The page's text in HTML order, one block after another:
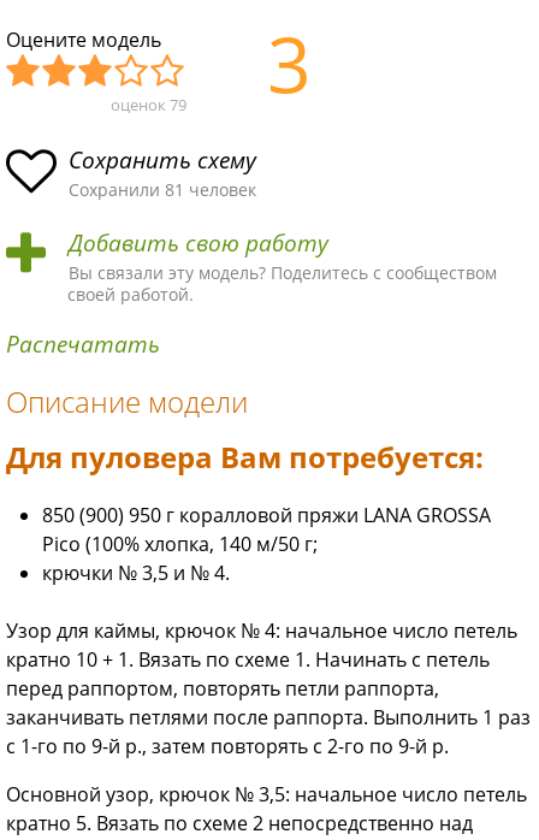
Оцените модель
асн
ая
ма
пло
хая
ма
ыч
ная
ма
Хор
ая
ма
Отл
ая
ма!
оценок 79 3
Сохранить схему
Сохранили 81 человек
Добавить свою работу
Вы связали эту модель? Поделитесь с сообществом
своей работой.
Распечатать
Описание модели
Для пуловера Вам потребуется:
850 (900) 950 г коралловой пряжи LANA GROSSA
Pico (100% хлопка, 140 м/50 г;
крючки № 3,5 и № 4.
Узор для каймы, крючок № 4: начальное число петель
кратно 10 + 1. Вязать по схеме 1. Начинать с петель
перед раппортом, повторять петли раппорта,
заканчивать петлями после раппорта. Выполнить 1 раз
с 1-го по 9-й р., затем повторять с 2-го по 9-й р.
Основной узор, крючок № 3,5: начальное число петель
кратно 5. Вязать по схеме 2 непосредственно над